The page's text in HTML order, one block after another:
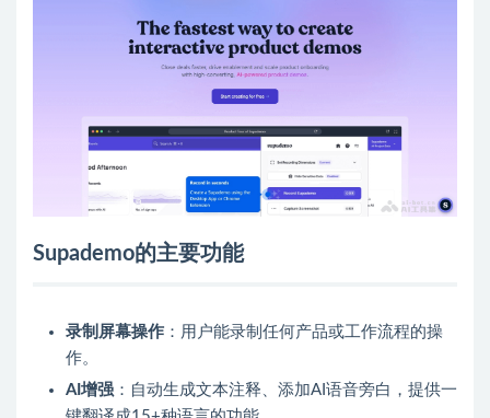
Supademo的主要功能
录制屏幕操作 ：用户能录制任何产品或工作流程的操
作。
AI增强 ：自动生成文本注释、添加AI语音旁白，提供一